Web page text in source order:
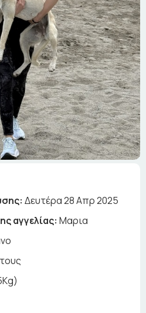
Δευτέρα 28 Απρ 2025
αγγελίας: Μαρια